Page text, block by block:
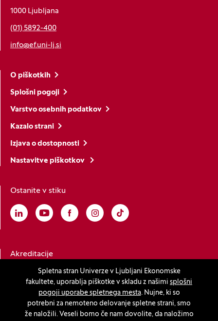
Spletna stran Univerze v Ljubljani Ekonomske
fakultete, uporablja piškotke v skladu z našimi splošni
pogoji uporabe spletnega mesta. Nujne, ki so
potrebni za nemoteno delovanje spletne strani, smo
že naložili. Veseli bomo če nam dovolite, da naložimo
1000 Ljubljana
(01) 5892-400
info@ef.uni-lj.si
O piškotkih
Splošni pogoji
Varstvo osebnih podatkov
Kazalo strani
Izjava o dostopnosti
Nastavitve piškotkov
Ostanite v stiku
Linkedin
(Odpre se v novem oknu)
Youtube
(Odpre se v novem oknu)
Facebook
(Odpre se v novem oknu)
Instagram
(Odpre se v novem oknu)
TikTok
(Odpre se v novem oknu)
Akreditacije
(Odpre se v novem oknu)